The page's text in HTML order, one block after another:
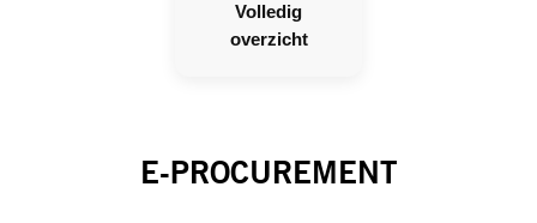
Volledig
overzicht
E-PROCUREMENT